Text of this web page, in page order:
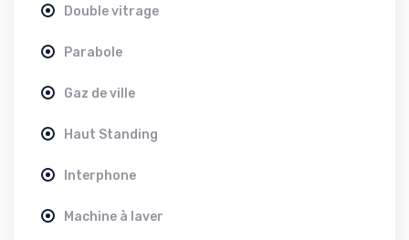
Double vitrage
Parabole
Gaz de ville
Haut Standing
Interphone
Machine à laver